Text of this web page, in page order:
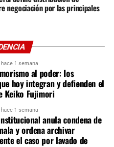
instalarán 16 comisiones
entre ellas
e Infraestructura;
estarán conformadas
Desarrollo Agrario, Energía
y Ciencia e
quedaron definidas las
esta última
de cada bancada.
negociación por las principales
hace 1 semana
al poder: los
hoy integran y defienden el
Keiko Fujimori
hace 1 semana
anula condena de
y ordena archivar
el caso por lavado de